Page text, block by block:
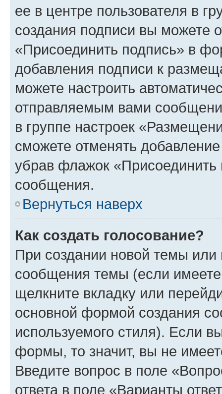
ее в центре пользователя в
создания подписи вы можете
«Присоединить подпись» в
добавления подписи к
можете настроить
отправляемым вами
в группе настроек
сможете отменять
убрав флажок
сообщения.
Вернуться наверх
Как создать голосование?
При создании новой темы или
сообщения темы (если
щелкните вкладку или
основной формой создания
используемого стиля). Если
формы, то значит, вы не
Введите вопрос в поле
ответа в поле «Варианты